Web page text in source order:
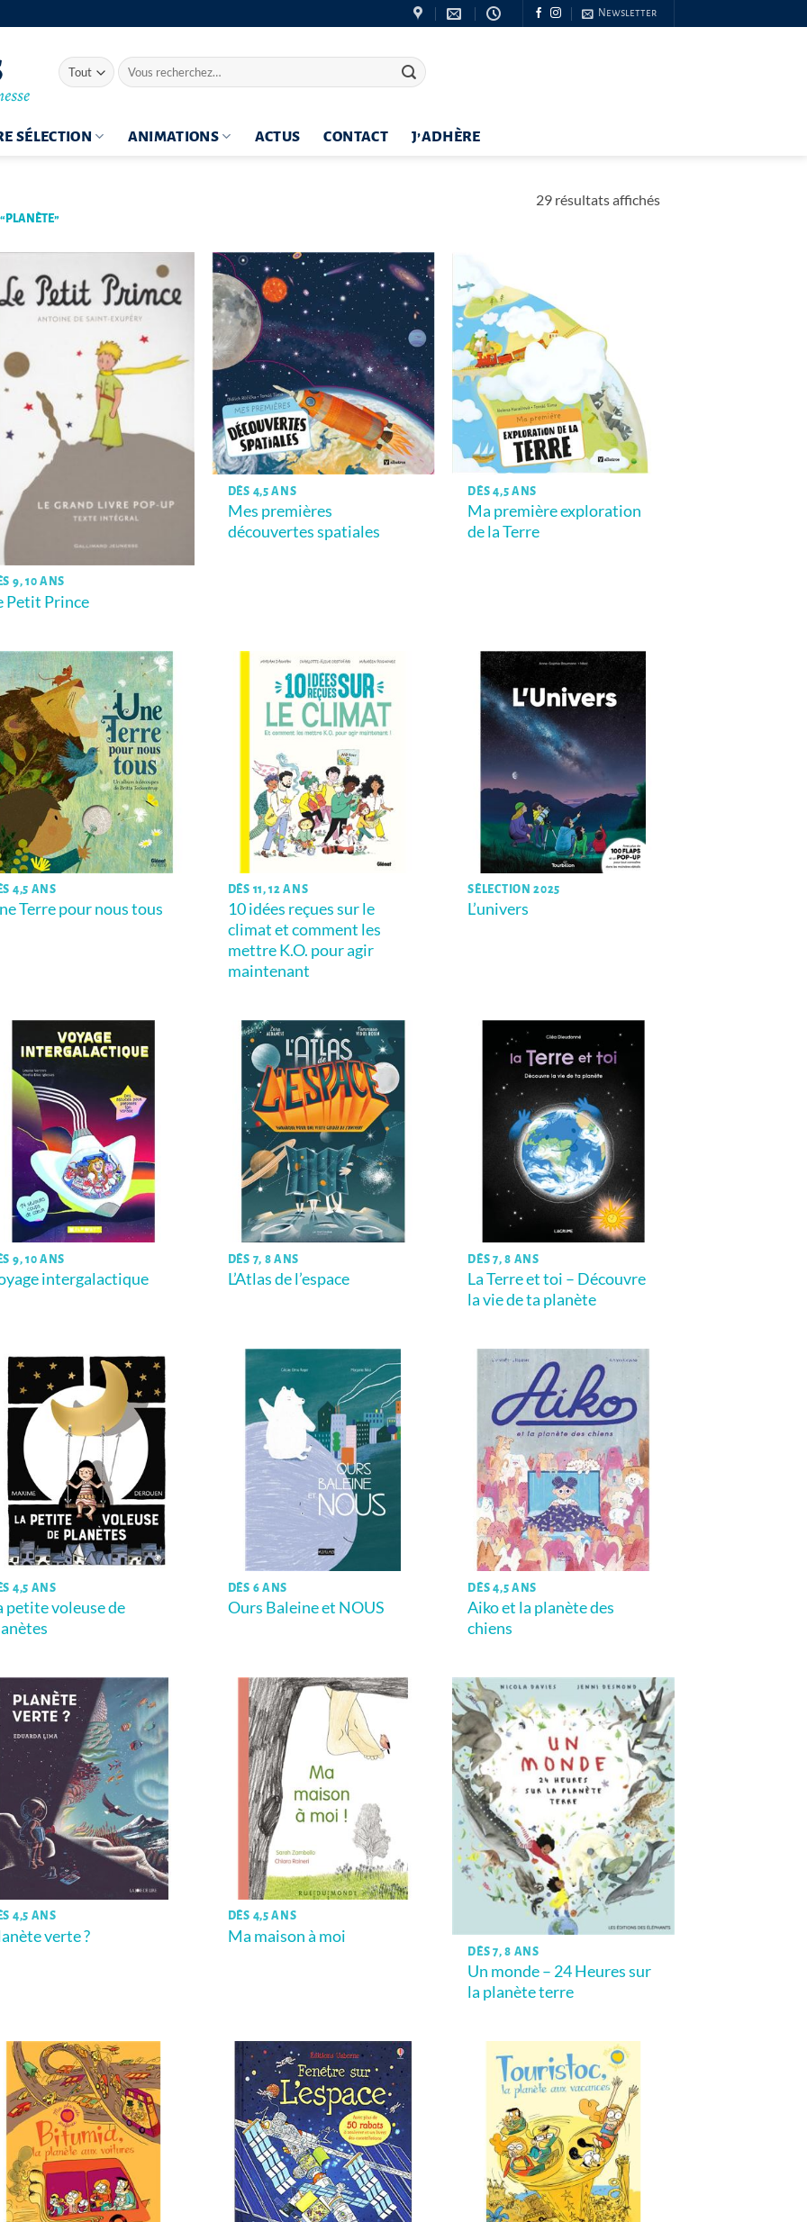
Newsletter
Recherche
pour :
SÉLECTION ANIMATIONS ACTUS CONTACT J’ADHÈRE
29 résultats affichésTrié
9, 10 ANS
Petit Prince
DÈS 4,5 ANS
Mes premières
découvertes spatiales
DÈS 4,5 ANS
Ma première exploration
de la Terre
4,5 ANS
Terre pour nous tous
DÈS 11, 12 ANS
10 idées reçues sur le
climat et comment les
mettre K.O. pour agir
maintenant
SÉLECTION 2025
L’univers
9, 10 ANS
intergalactique
DÈS 7, 8 ANS
L’Atlas de l’espace
DÈS 7, 8 ANS
La Terre et toi – Découvre
la vie de ta planète
4,5 ANS
petite voleuse de
DÈS 6 ANS
Ours Baleine et NOUS
DÈS 4,5 ANS
Aiko et la planète des
chiens
4,5 ANS
verte ?
DÈS 4,5 ANS
Ma maison à moi
DÈS 7, 8 ANS
Un monde – 24 Heures sur
la planète terre